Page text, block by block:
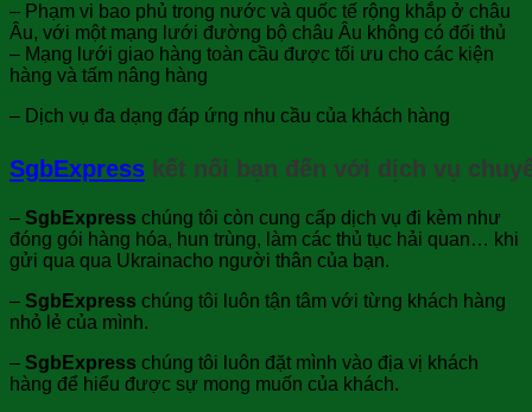
– Phạm vi bao phủ trong nước và quốc tế rộng khắp ở châu
Âu, với một mạng lưới đường bộ châu Âu không có đối thủ
– Mạng lưới giao hàng toàn cầu được tối ưu cho các kiện
hàng và tấm nâng hàng
– Dịch vụ đa dạng đáp ứng nhu cầu của khách hàng
SgbExpress kết nối bạn đến với dịch vụ
– SgbExpress chúng tôi còn cung cấp dịch vụ đi kèm như
đóng gói hàng hóa, hun trùng, làm các thủ tục hải quan… khi
gửi qua qua Ukrainacho người thân của bạn.
– SgbExpress chúng tôi luôn tận tâm với từng khách hàng
nhỏ lẻ của mình.
– SgbExpress chúng tôi luôn đặt mình vào địa vị khách
hàng để hiểu được sự mong muốn của khách.